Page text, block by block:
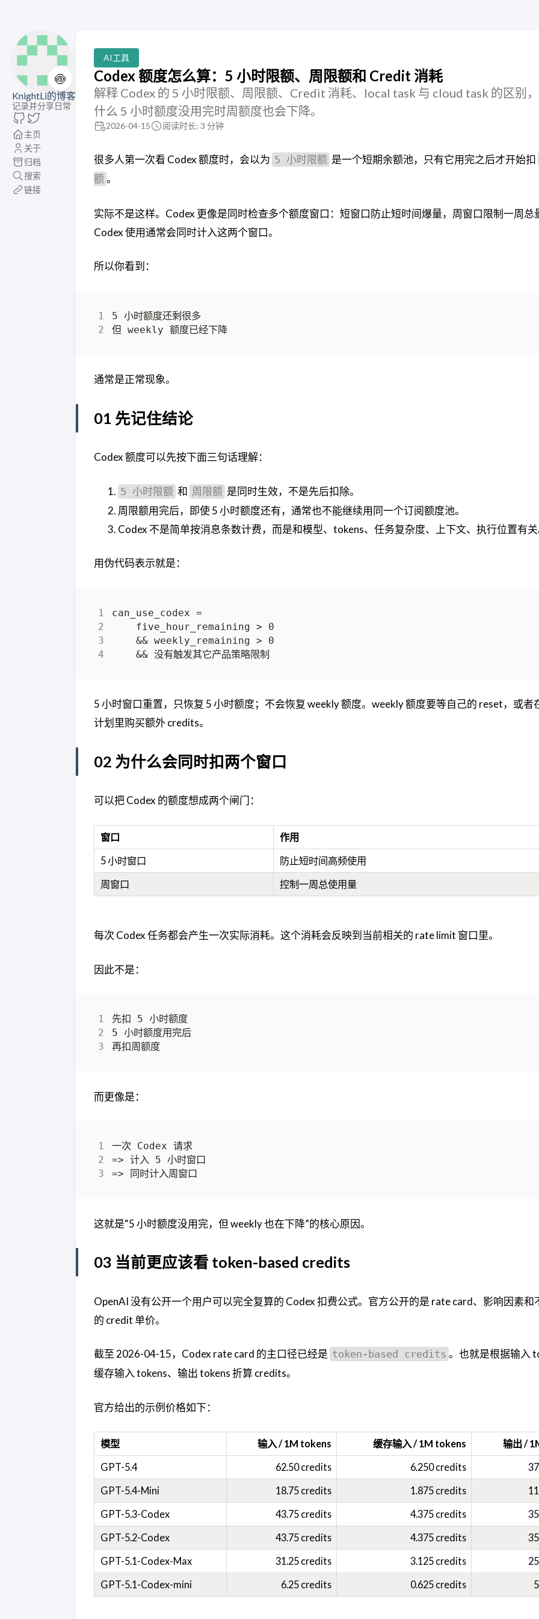
🍥
KnightLi的博客
记录并分享日常
主页
关于
归档
搜索
链接
AI工具
Codex 额度怎么算：5 小时限额、周限额和 Credit 消耗
解释 Codex 的 5 小时限额、周限额、Credit 消耗、local task 与 cloud task 的区别
什么 5 小时额度没用完时周额度也会下降。
2026-04-15 阅读时长: 3 分钟
很多人第一次看 Codex 额度时，会以为 5 小时限额 是一个短期余额池，只有它用完之后才开始扣
额 。
实际不是这样。Codex 更像是同时检查多个额度窗口：短窗口防止短时间爆量，周窗口限制一周总
Codex 使用通常会同时计入这两个窗口。
所以你看到：
5 小时额度还剩很多
但 weekly 额度已经下降
通常是正常现象。
01 先记住结论
Codex 额度可以先按下面三句话理解：
5 小时限额 和 周限额 是同时生效，不是先后扣除。
周限额用完后，即使 5 小时额度还有，通常也不能继续用同一个订阅额度池。
Codex 不是简单按消息条数计费，而是和模型、tokens、任务复杂度、上下文、执行位置有关
用伪代码表示就是：
5 小时窗口重置，只恢复 5 小时额度；不会恢复 weekly 额度。weekly 额度要等自己的 reset，或者
计划里购买额外 credits。
02 为什么会同时扣两个窗口
可以把 Codex 的额度想成两个闸门：
窗口 作用
5 小时窗口 防止短时间高频使用
周窗口 控制一周总使用量
每次 Codex 任务都会产生一次实际消耗。这个消耗会反映到当前相关的 rate limit 窗口里。
因此不是：
先扣 5 小时额度
5 小时额度用完后
再扣周额度
而更像是：
一次 Codex 请求
这就是“5 小时额度没用完，但 weekly 也在下降”的核心原因。
03 当前更应该看 token-based credits
OpenAI 没有公开一个用户可以完全复算的 Codex 扣费公式。官方公开的是 rate card、影响因素和
的 credit 单价。
截至 2026-04-15，Codex rate card 的主口径已经是 token-based credits 。也就是根据输入
缓存输入 tokens、输出 tokens 折算 credits。
官方给出的示例价格如下：
模型 输入 / 1M tokens 缓存输入 / 1M tokens 输出 /
GPT-5.4 62.50 credits 6.250 credits
GPT-5.4-Mini 18.75 credits 1.875 credits
GPT-5.3-Codex 43.75 credits 4.375 credits
GPT-5.2-Codex 43.75 credits 4.375 credits
GPT-5.1-Codex-Max 31.25 credits 3.125 credits
GPT-5.1-Codex-mini 6.25 credits 0.625 credits